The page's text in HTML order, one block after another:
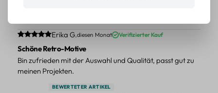
Durchschnittliche Bewertung von 5 von 5 Sternen
Erika G.diesen Monat Verifizierter Kauf
Schöne Retro-Motive
Bin zufrieden mit der Auswahl und Qualität, passt gut zu
meinen Projekten.
BEWERTETER ARTIKEL